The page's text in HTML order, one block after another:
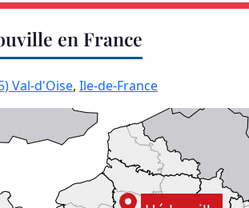
en France
Val-d'Oise, Ile-de-France